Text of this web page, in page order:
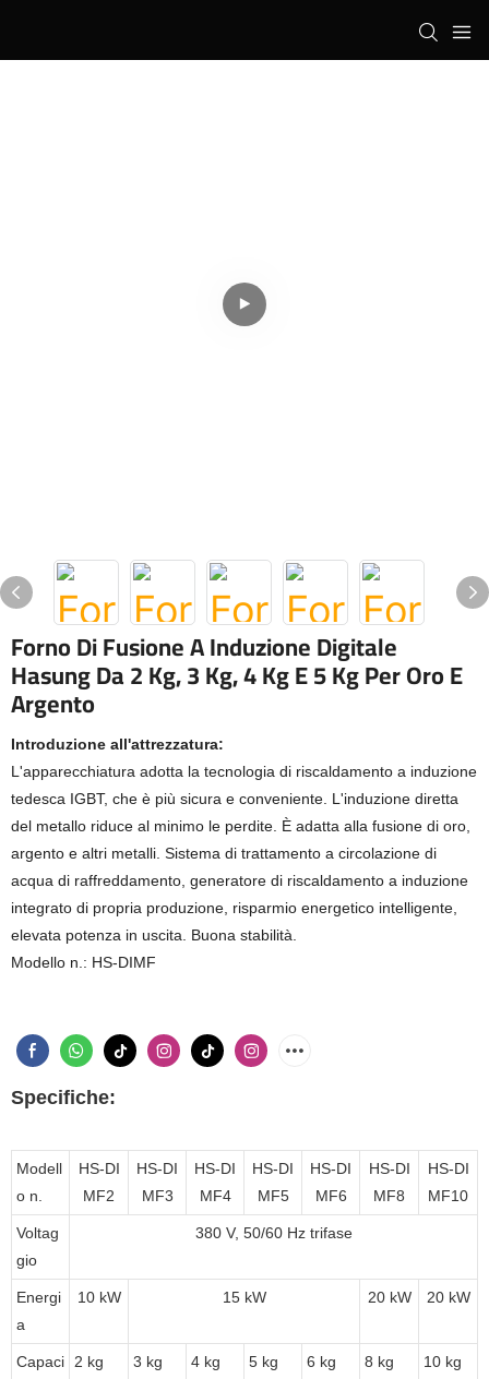
Forno Di Fusione A Induzione Digitale
Hasung Da 2 Kg, 3 Kg, 4 Kg E 5 Kg Per Oro E
Argento
Introduzione all'attrezzatura:
L'apparecchiatura adotta la tecnologia di riscaldamento a induzione
tedesca IGBT, che è più sicura e conveniente. L'induzione diretta
del metallo riduce al minimo le perdite. È adatta alla fusione di oro,
argento e altri metalli. Sistema di trattamento a circolazione di
acqua di raffreddamento, generatore di riscaldamento a induzione
integrato di propria produzione, risparmio energetico intelligente,
elevata potenza in uscita. Buona stabilità.
Modello n.: HS-DIMF
Specifiche:
Modell
o n.
HS-DI
MF2
HS-DI
MF3
HS-DI
MF4
HS-DI
MF5
HS-DI
MF6
HS-DI
MF8
HS-DI
MF10
Voltag
gio
380 V, 50/60 Hz trifase
Energi
a
10 kW 15 kW 20 kW 20 kW
Capaci
2 kg 3 kg 4 kg 5 kg 6 kg 8 kg 10 kg